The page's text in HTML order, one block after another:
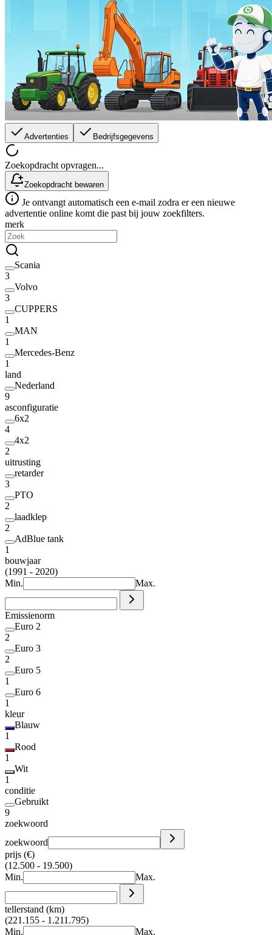
Advertenties Bedrijfsgegevens
Zoekopdracht opvragen...
Zoekopdracht bewaren
Je ontvangt automatisch een e-mail zodra er een nieuwe
advertentie online komt die past bij jouw zoekfilters.
merk
Scania
3
Volvo
3
CUPPERS
1
MAN
1
Mercedes-Benz
1
land
Nederland
9
asconfiguratie
6x2
4
4x2
2
uitrusting
retarder
3
PTO
2
laadklep
2
AdBlue tank
1
bouwjaar
(1991 - 2020)
Min.
Max.
Emissienorm
Euro 2
2
Euro 3
2
Euro 5
1
Euro 6
1
kleur
Blauw
1
Rood
1
Wit
1
conditie
Gebruikt
9
zoekwoord
zoekwoord
prijs (€)
(12.500 - 19.500)
Min.
Max.
tellerstand (km)
(221.155 - 1.211.795)
Min.
Max.